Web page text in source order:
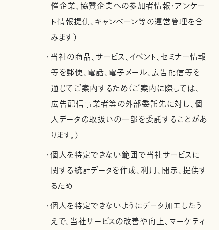
催企業、協賛企業への参加者情報・アンケー
ト情報提供、キャンペーン等の運営管理を含
みます）
・当社の商品、サービス、イベント、セミナー情報
等を郵便、電話、電子メール、広告配信等を
通じてご案内するため（ご案内に際しては、
広告配信事業者等の外部委託先に対し、個
人データの取扱いの一部を委託することがあ
ります。）
・個人を特定できない範囲で当社サービスに
関する統計データを作成、利用、開示、提供す
るため
・個人を特定できないようにデータ加工したう
えで、当社サービスの改善や向上、マーケティ